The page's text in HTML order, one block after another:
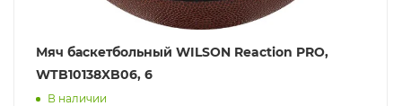
Мяч баскетбольный WILSON Reaction PRO,
WTB10138XB06, 6
В наличии